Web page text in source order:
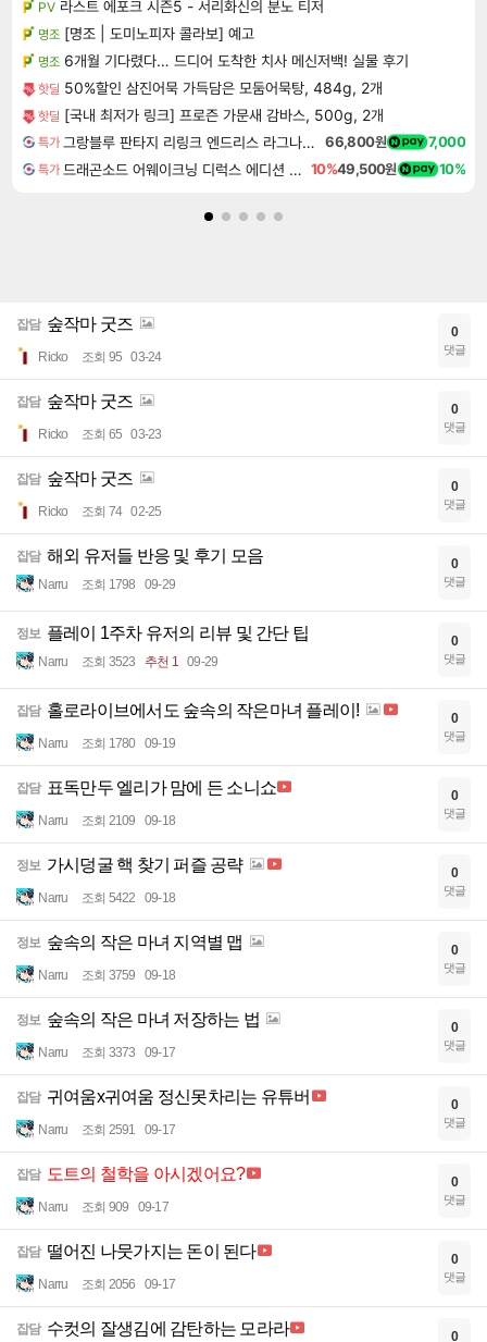
PV 라스트 에포크 시즌5 - 서리화신의 분노 티저
명조 [명조 | 도미노피자 콜라보] 예고
명조 6개월 기다렸다… 드디어 도착한 치사 메신저백! 실물 후기
핫딜 50%할인 삼진어묵 가득담은 모둠어묵탕, 484g, 2개
핫딜 [국내 최저가 링크] 프로즌 가문새 감바스, 500g, 2개
특가 그랑블루 판타지 리링크 엔드리스 라그나로크 Granblue Fantasy Relink Endless Ragnarok 66,800원 7,000
특가 드래곤소드 어웨이크닝 디럭스 에디션 DragonSword Awakening Deluxe Edition 10%49,500원 10%
잡담 숲작마 굿즈
Ricko 조회 95 03-24
0
댓글
잡담 숲작마 굿즈
Ricko 조회 65 03-23
0
댓글
잡담 숲작마 굿즈
Ricko 조회 74 02-25
0
댓글
잡담 해외 유저들 반응 및 후기 모음
Narru 조회 1798 09-29
0
댓글
정보 플레이 1주차 유저의 리뷰 및 간단 팁
Narru 조회 3523 추천 1 09-29
0
댓글
잡담 홀로라이브에서도 숲속의 작은마녀 플레이!
Narru 조회 1780 09-19
0
댓글
잡담 표독만두 엘리가 맘에 든 소니쇼
Narru 조회 2109 09-18
0
댓글
정보 가시덩굴 핵 찾기 퍼즐 공략
Narru 조회 5422 09-18
0
댓글
정보 숲속의 작은 마녀 지역별 맵
Narru 조회 3759 09-18
0
댓글
정보 숲속의 작은 마녀 저장하는 법
Narru 조회 3373 09-17
0
댓글
잡담 귀여움x귀여움 정신못차리는 유튜버
Narru 조회 2591 09-17
0
댓글
잡담 도트의 철학을 아시겠어요?
Narru 조회 909 09-17
0
댓글
잡담 떨어진 나뭇가지는 돈이 된다
Narru 조회 2056 09-17
0
댓글
잡담 수컷의 잘생김에 감탄하는 모라라 0